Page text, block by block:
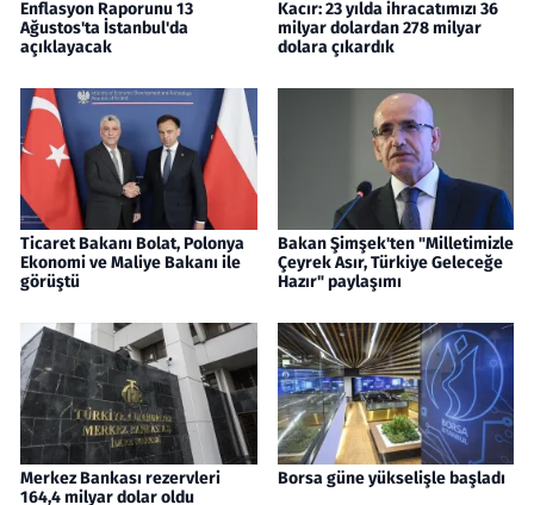
Enflasyon Raporunu 13
Ağustos'ta İstanbul'da
açıklayacak
Kacır: 23 yılda ihracatımızı 36
milyar dolardan 278 milyar
dolara çıkardık
Ticaret Bakanı Bolat, Polonya
Ekonomi ve Maliye Bakanı ile
görüştü
Bakan Şimşek'ten "Milletimizle
Çeyrek Asır, Türkiye Geleceğe
Hazır" paylaşımı
Merkez Bankası rezervleri
164,4 milyar dolar oldu
Borsa güne yükselişle başladı